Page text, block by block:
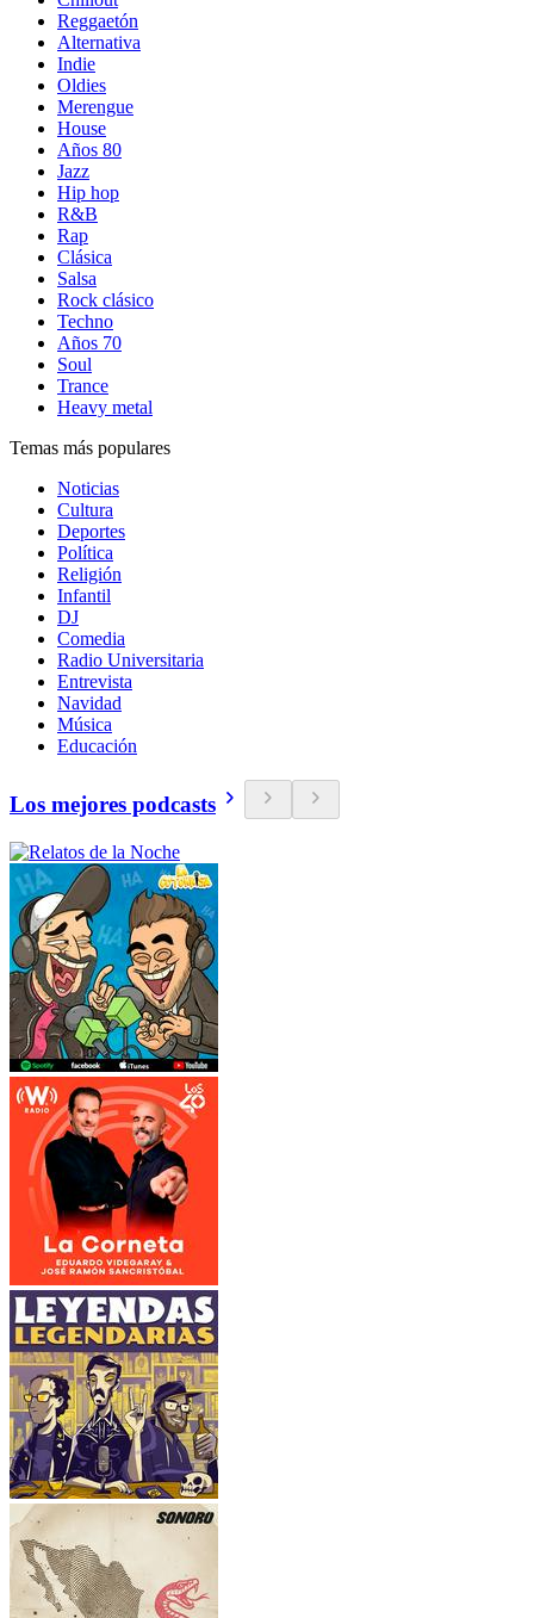
Reggaetón
Alternativa
Indie
Oldies
Merengue
House
Años 80
Jazz
Hip hop
R&B
Rap
Clásica
Salsa
Rock clásico
Techno
Años 70
Soul
Trance
Heavy metal
Temas más populares
Noticias
Cultura
Deportes
Política
Religión
Infantil
DJ
Comedia
Radio Universitaria
Entrevista
Navidad
Música
Educación
Los mejores podcasts